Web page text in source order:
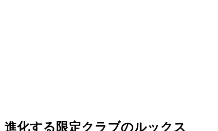
進化する限定クラブのルックス